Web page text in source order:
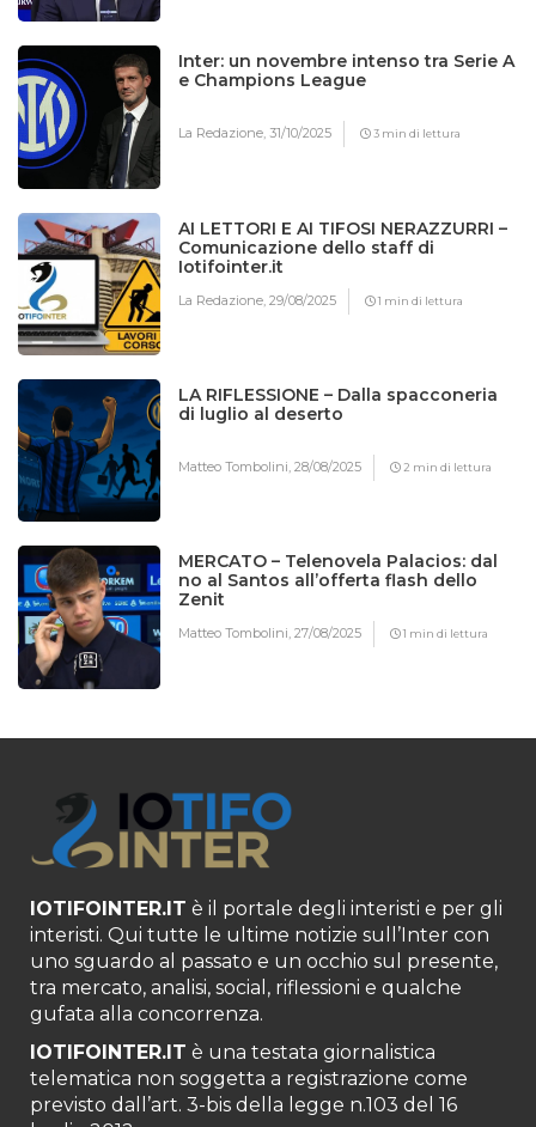
Inter: un novembre intenso tra Serie A
e Champions League
La Redazione,31/10/2025 3 min di lettura
AI LETTORI E AI TIFOSI NERAZZURRI –
Comunicazione dello staff di
Iotifointer.it
La Redazione,29/08/2025 1 min di lettura
LA RIFLESSIONE – Dalla spacconeria
di luglio al deserto
Matteo Tombolini,28/08/2025 2 min di lettura
MERCATO – Telenovela Palacios: dal
no al Santos all’offerta flash dello
Zenit
Matteo Tombolini,27/08/2025 1 min di lettura
IOTIFOINTER.IT è il portale degli interisti e per gli
interisti. Qui tutte le ultime notizie sull’Inter con
uno sguardo al passato e un occhio sul presente,
tra mercato, analisi, social, riflessioni e qualche
gufata alla concorrenza.
IOTIFOINTER.IT è una testata giornalistica
telematica non soggetta a registrazione come
previsto dall’art. 3-bis della legge n.103 del 16